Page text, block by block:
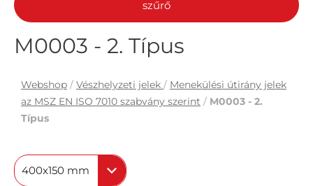
szűrő
M0003 - 2. Típus
Webshop / Vészhelyzeti jelek / Menekülési útirány jelek
az MSZ EN ISO 7010 szabvány szerint / M0003 - 2.
Típus
400x150 mm